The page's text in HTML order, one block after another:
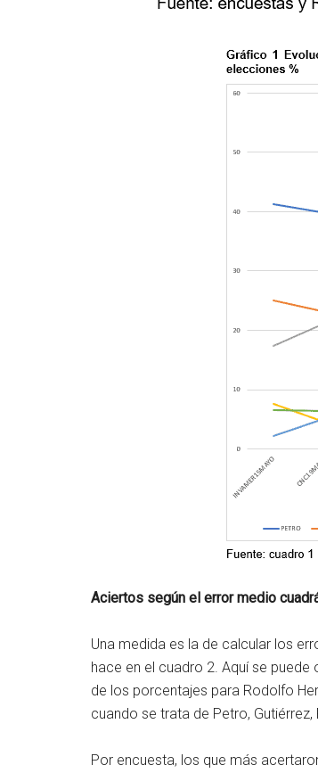
Aciertos según el error medio
Una medida es la de calcular los
hace en el cuadro 2. Aquí se
de los porcentajes para Rodolfo
cuando se trata de Petro, Gutiérrez,
Por encuesta, los que más